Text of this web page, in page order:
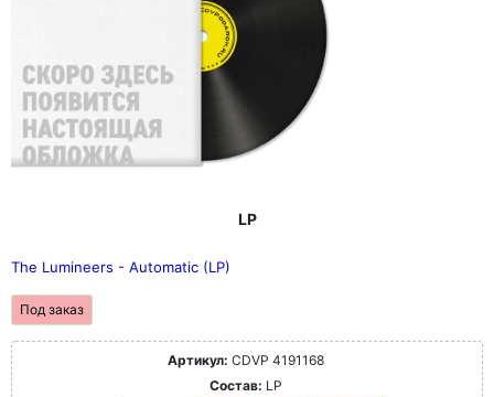
LP
The Lumineers - Automatic (LP)
Под заказ
Артикул: CDVP 4191168
Состав: LP